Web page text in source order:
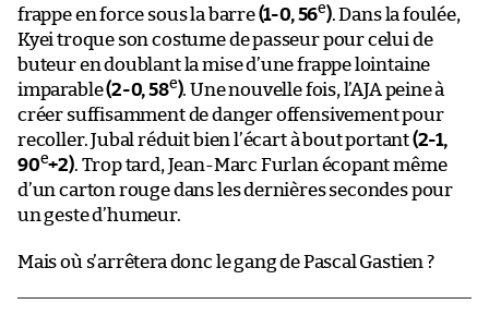
frappe en force sous la barre(1-0, 56e). Dans la foulée,
Kyei troque son costume de passeur pour celui de
buteur en doublant la mise d’une frappe lointaine
imparable(2-0, 58e). Une nouvelle fois, l’AJA peine à
créer suffisamment de danger offensivement pour
recoller. Jubal réduit bien l’écart à bout portant(2-1,
90e+2). Trop tard, Jean-Marc Furlan écopant même
d’un carton rouge dans les dernières secondes pour
un geste d’humeur.
Mais où s’arrêtera donc le gang de Pascal Gastien ?